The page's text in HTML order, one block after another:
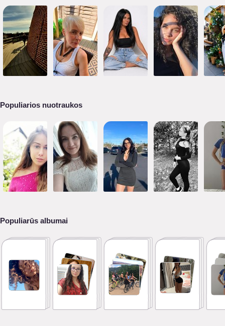
Populiarios nuotraukos
Populiarūs albumai